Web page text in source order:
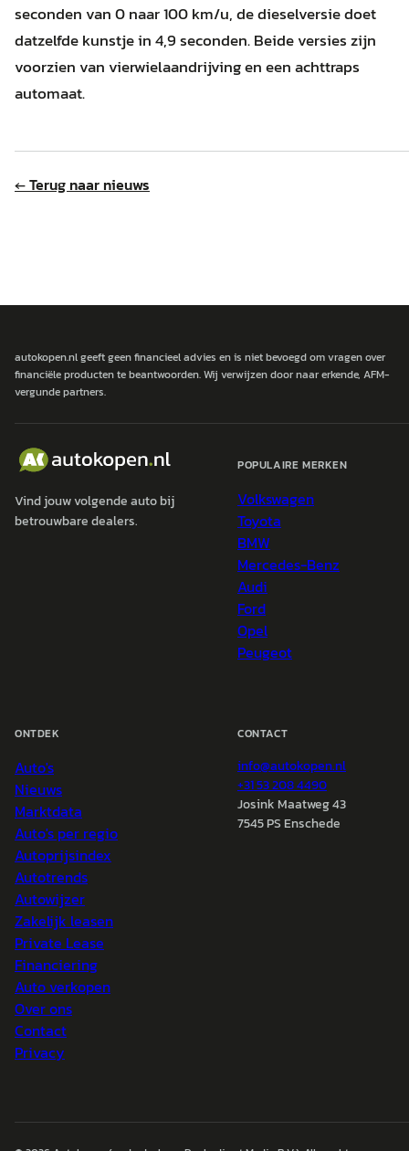
seconden van 0 naar 100 km/u, de dieselversie doet
datzelfde kunstje in 4,9 seconden. Beide versies zijn
voorzien van vierwielaandrijving en een achttraps
automaat.
← Terug naar nieuws
autokopen.nl geeft geen financieel advies en is niet bevoegd om vragen over
financiële producten te beantwoorden. Wij verwijzen door naar erkende, AFM-
vergunde partners.
Vind jouw volgende auto bij
betrouwbare dealers.
POPULAIRE MERKEN
Volkswagen
Toyota
BMW
Mercedes-Benz
Audi
Ford
Opel
Peugeot
ONTDEK
Auto's
Nieuws
Marktdata
Auto's per regio
Autoprijsindex
Autotrends
Autowijzer
Zakelijk leasen
Private Lease
Financiering
Auto verkopen
Over ons
Contact
Privacy
CONTACT
info@autokopen.nl
+31 53 208 4490
Josink Maatweg 43
7545 PS Enschede